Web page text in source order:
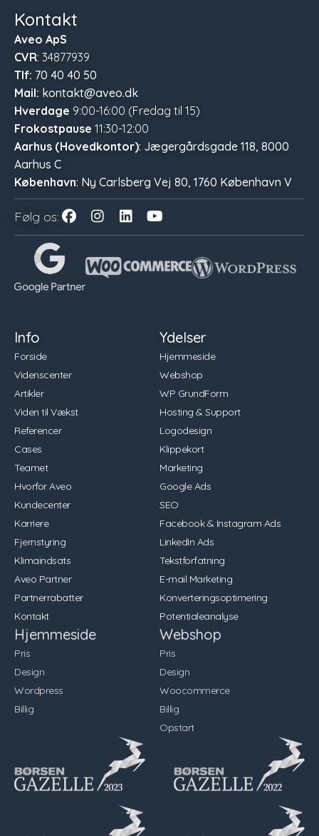
Kontakt
Aveo ApS
CVR: 34877939
Tlf: 70 40 40 50
Mail: kontakt@aveo.dk
Hverdage 9:00-16:00 (Fredag til 15)
Frokostpause 11:30-12:00
Aarhus (Hovedkontor): Jægergårdsgade 118, 8000
Aarhus C
København: Ny Carlsberg Vej 80, 1760 København V
Følg os:
Info
Forside
Videnscenter
Artikler
Viden til Vækst
Referencer
Cases
Teamet
Hvorfor Aveo
Kundecenter
Karriere
Fjernstyring
Klimaindsats
Aveo Partner
Partnerrabatter
Kontakt
Hjemmeside
Pris
Design
Wordpress
Billig
Ydelser
Hjemmeside
Webshop
WP GrundForm
Hosting & Support
Logodesign
Klippekort
Marketing
Google Ads
SEO
Facebook & Instagram Ads
LinkedIn Ads
Tekstforfatning
E-mail Marketing
Konverteringsoptimering
Potentialeanalyse
Webshop
Pris
Design
Woocommerce
Billig
Opstart